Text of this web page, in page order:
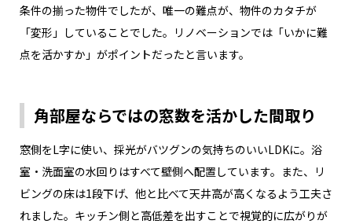
条件の揃った物件でしたが、唯一の難点が、物件のカタチが
「変形」していることでした。リノベーションでは「いかに難
点を活かすか」がポイントだったと言います。
角部屋ならではの窓数を活かした間取り
窓側をL字に使い、採光がバツグンの気持ちのいいLDKに。浴
室・洗面室の水回りはすべて壁側へ配置しています。また、リ
ビングの床は1段下げ、他と比べて天井高が高くなるよう工夫さ
れました。キッチン側と高低差を出すことで視覚的に広がりが